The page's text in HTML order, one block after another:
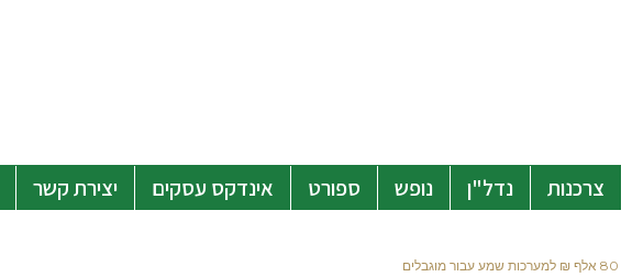
צרכנות נדל"ן נופש ספורט אינדקס עסקים יצירת קשר